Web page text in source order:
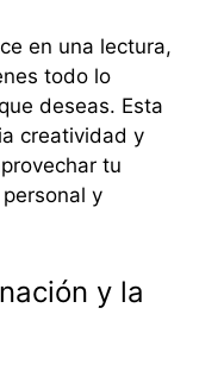
en una lectura,
todo lo
deseas. Esta
creatividad y
tu
y
y la